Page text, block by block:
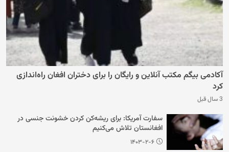
آکادمی بیگم مکتب آنلاین و رایگان را برای دختران افغان راه‌اندازی
کرد
3 سال قبل
سفارت آمریکا: برای ریشه‌کن کردن خشونت جنسی در
افغانستان تلاش می‌کنیم
۱۴۰۳-۲-۶